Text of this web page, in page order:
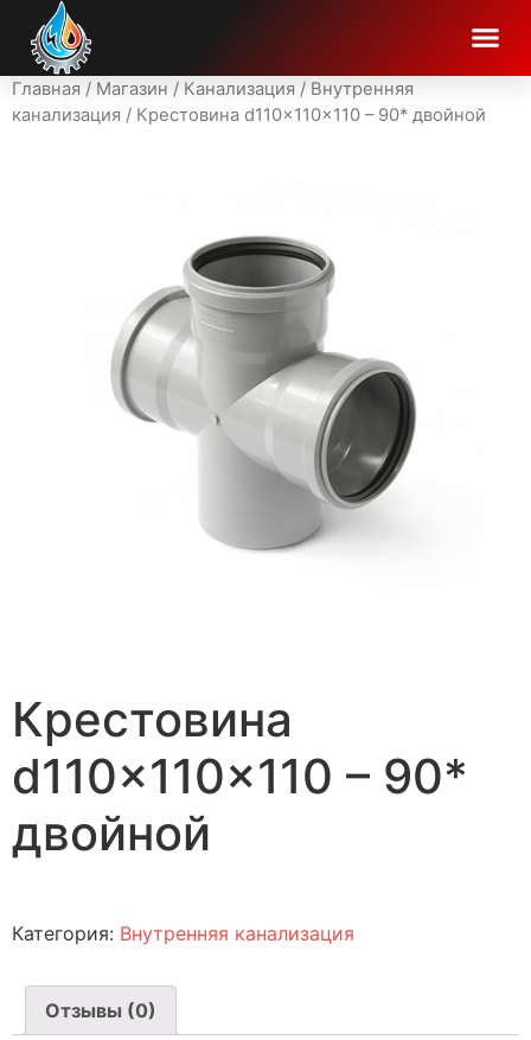
Главная / Магазин / Канализация / Внутренняя
канализация / Крестовина d110x110x110 – 90* двойной
Крестовина
d110x110x110 – 90*
двойной
Категория: Внутренняя канализация
Отзывы (0)